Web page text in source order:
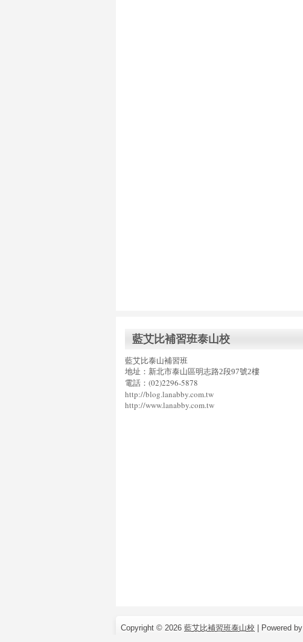
藍艾比補習班泰山校
藍艾比泰山補習班
地址：新北市泰山區明志路2段97號2樓
電話：(02)2296-5878
http://blog.lanabby.com.tw
http://www.lanabby.com.tw
Copyright © 2026 藍艾比補習班泰山校 | Powered by